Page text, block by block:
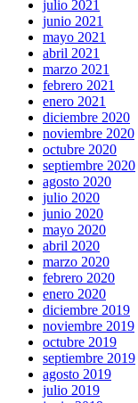
julio 2021
junio 2021
mayo 2021
abril 2021
marzo 2021
febrero 2021
enero 2021
diciembre 2020
noviembre 2020
octubre 2020
septiembre 2020
agosto 2020
julio 2020
junio 2020
mayo 2020
abril 2020
marzo 2020
febrero 2020
enero 2020
diciembre 2019
noviembre 2019
octubre 2019
septiembre 2019
agosto 2019
julio 2019